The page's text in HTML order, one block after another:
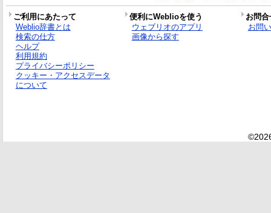
ご利用にあたって 便利にWeblioを使う
お問
Weblio辞書とは
検索の仕方
ヘルプ
利用規約
プライバシーポリシー
クッキー・アクセスデータ
について
ウェブリオのアプリ
画像から探す
お問